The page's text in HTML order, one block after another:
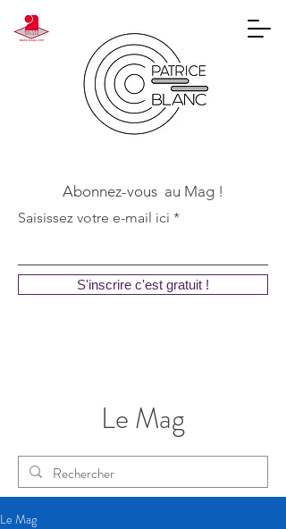
Abonnez-vous au Mag !
Saisissez votre e-mail ici
S'inscrire c'est gratuit !
Le Mag
Le Mag